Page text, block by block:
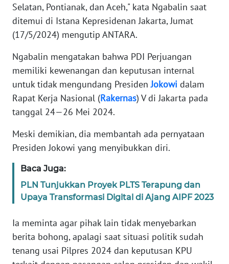
Selatan, Pontianak, dan Aceh," kata Ngabalin saat
ditemui di Istana Kepresidenan Jakarta, Jumat
(17/5/2024) mengutip ANTARA.
Ngabalin mengatakan bahwa PDI Perjuangan
memiliki kewenangan dan keputusan internal
untuk tidak mengundang PresidenJokowi dalam
Rapat Kerja Nasional (Rakernas) V di Jakarta pada
tanggal 24—26 Mei 2024.
Meski demikian, dia membantah ada pernyataan
Presiden Jokowi yang menyibukkan diri.
Baca Juga:
PLN Tunjukkan Proyek PLTS Terapung dan
Upaya Transformasi Digital di Ajang AIPF 2023
Ia meminta agar pihak lain tidak menyebarkan
berita bohong, apalagi saat situasi politik sudah
tenang usai Pilpres 2024 dan keputusan KPU
REDAKSI
KARIR
DISCLAIMER
Wahana
News
Regional
WN
SUMUT
JAKARTA
JABAR
WN